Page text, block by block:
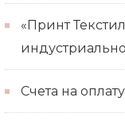
«Принт
Счета на